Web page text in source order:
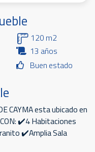
120 m2
13 años
Buen estado
CAYMA esta ubicado en
✔️4 Habitaciones
✔️Amplia Sala